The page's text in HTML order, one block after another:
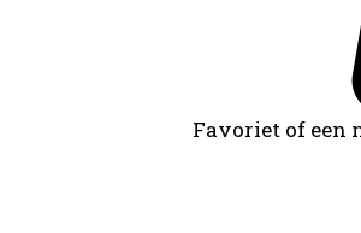
Favoriet of een